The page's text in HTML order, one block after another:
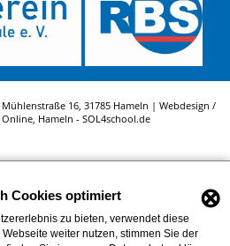
16, 31785 Hameln | Webdesign /
Online, Hameln - SOL4school.de
Cookies optimiert ⊗
zu bieten, verwendet diese
weiter nutzen, stimmen Sie der